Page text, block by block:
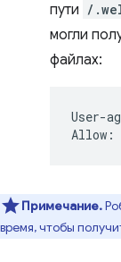
пути /
могли
файлах:
User-
Примечание.
время, чтобы